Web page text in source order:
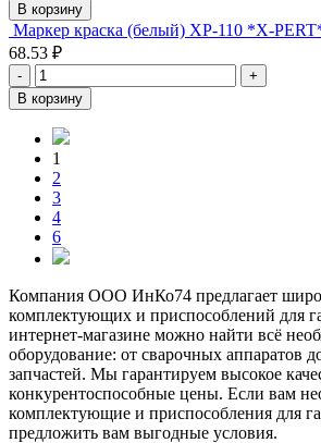
В корзину
Маркер краска (белый) XP-110 *X-
68.53 ₽
-
+
В корзину
1
2
3
4
6
Компания ООО ИнКо74 предлагает
комплектующих и приспособлений для
интернет-магазине можно найти всё
оборудование: от сварочных аппаратов
запчастей. Мы гарантируем высокое
конкурентоспособные цены. Если вам
комплектующие и приспособления для
предложить вам выгодные условия.